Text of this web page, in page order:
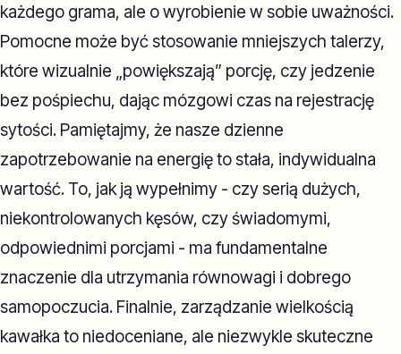
każdego grama, ale o wyrobienie w sobie uważności.
Pomocne może być stosowanie mniejszych talerzy,
które wizualnie „powiększają” porcję, czy jedzenie
bez pośpiechu, dając mózgowi czas na rejestrację
sytości. Pamiętajmy, że nasze dzienne
zapotrzebowanie na energię to stała, indywidualna
wartość. To, jak ją wypełnimy - czy serią dużych,
niekontrolowanych kęsów, czy świadomymi,
odpowiednimi porcjami - ma fundamentalne
znaczenie dla utrzymania równowagi i dobrego
samopoczucia. Finalnie, zarządzanie wielkością
kawałka to niedoceniane, ale niezwykle skuteczne